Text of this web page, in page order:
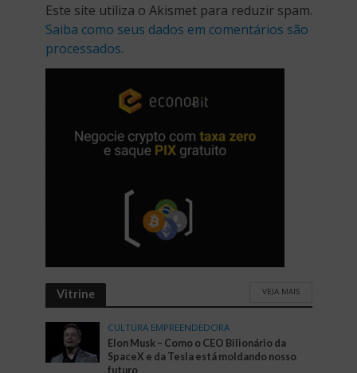
Este site utiliza o Akismet para reduzir spam.
Saiba como seus dados em comentários são
processados.
Vitrine VEJA MAIS
CULTURA EMPREENDEDORA
Elon Musk – Como o CEO Bilionário da
SpaceX e da Tesla está moldando nosso
futuro